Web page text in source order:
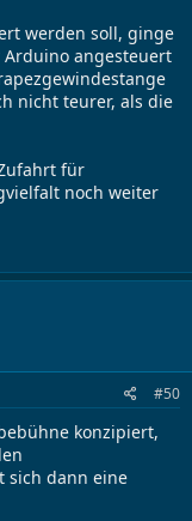
werden soll, ginge
angesteuert
nicht teurer, als die
für
noch weiter
#50
konzipiert,
sich dann eine